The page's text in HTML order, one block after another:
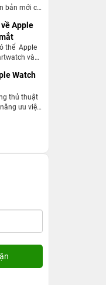
bản mới có
nhiều cải
Apple
thể Apple
vào
Watch
thủ thuật
ưu việt
Watch